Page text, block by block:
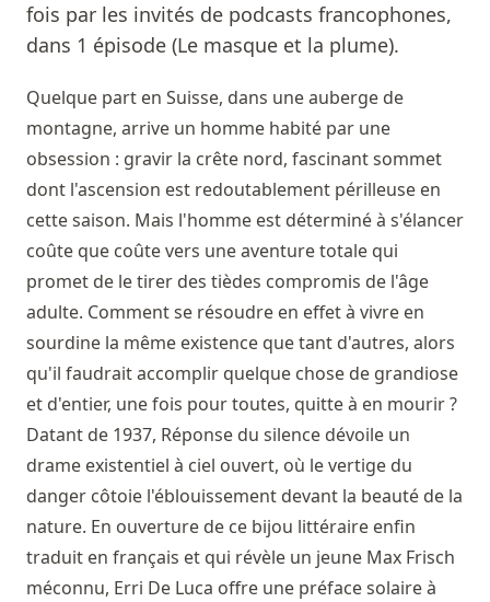
fois par les invités de podcasts francophones,
dans 1 épisode (Le masque et la plume).
Quelque part en Suisse, dans une auberge de
montagne, arrive un homme habité par une
obsession : gravir la crête nord, fascinant sommet
dont l'ascension est redoutablement périlleuse en
cette saison. Mais l'homme est déterminé à s'élancer
coûte que coûte vers une aventure totale qui
promet de le tirer des tièdes compromis de l'âge
adulte. Comment se résoudre en effet à vivre en
sourdine la même existence que tant d'autres, alors
qu'il faudrait accomplir quelque chose de grandiose
et d'entier, une fois pour toutes, quitte à en mourir ?
Datant de 1937, Réponse du silence dévoile un
drame existentiel à ciel ouvert, où le vertige du
danger côtoie l'éblouissement devant la beauté de la
nature. En ouverture de ce bijou littéraire enfin
traduit en français et qui révèle un jeune Max Frisch
méconnu, Erri De Luca offre une préface solaire à